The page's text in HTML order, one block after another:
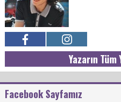
Yazarın Tüm
Facebook Sayfamız